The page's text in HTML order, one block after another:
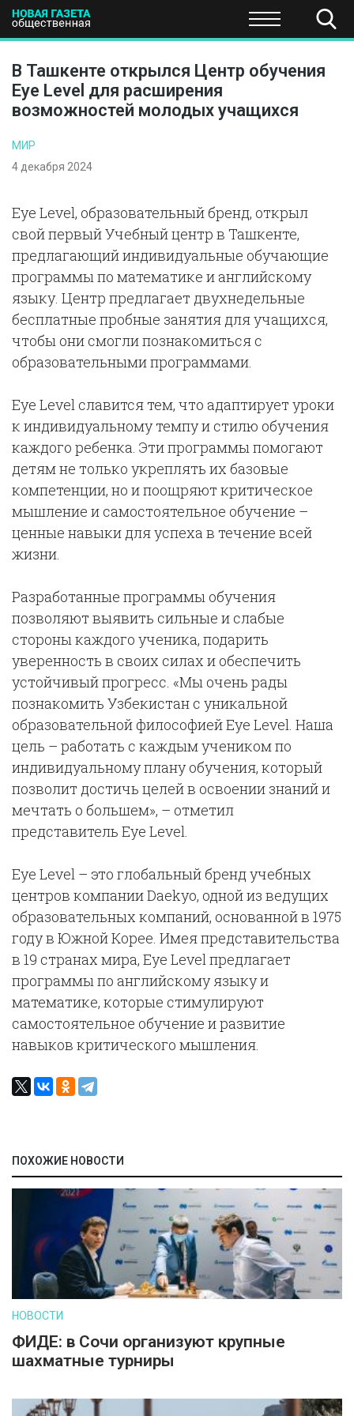
ПОЛИТИКА ЭКОНОМИКА НАУКА И
В Ташкенте открылся Центр обучения
Eye Level для расширения
возможностей молодых учащихся
МИР
4 декабря 2024
Eye Level, образовательный бренд, открыл
свой первый Учебный центр в Ташкенте,
предлагающий индивидуальные обучающие
программы по математике и английскому
языку. Центр предлагает двухнедельные
бесплатные пробные занятия для учащихся,
чтобы они смогли познакомиться с
образовательными программами.
Eye Level славится тем, что адаптирует уроки
к индивидуальному темпу и стилю обучения
каждого ребенка. Эти программы помогают
детям не только укреплять их базовые
компетенции, но и поощряют критическое
мышление и самостоятельное обучение –
ценные навыки для успеха в течение всей
жизни.
Разработанные программы обучения
позволяют выявить сильные и слабые
стороны каждого ученика, подарить
уверенность в своих силах и обеспечить
устойчивый прогресс. «Мы очень рады
познакомить Узбекистан с уникальной
образовательной философией Eye Level. Наша
цель – работать с каждым учеником по
индивидуальному плану обучения, который
позволит достичь целей в освоении знаний и
мечтать о большем», – отметил
представитель Eye Level.
Eye Level – это глобальный бренд учебных
центров компании Daekyo, одной из ведущих
образовательных компаний, основанной в 1975
году в Южной Корее. Имея представительства
в 19 странах мира, Eye Level предлагает
программы по английскому языку и
математике, которые стимулируют
самостоятельное обучение и развитие
навыков критического мышления.
ПОХОЖИЕ НОВОСТИ
НОВОСТИ
ФИДЕ: в Сочи организуют крупные
шахматные турниры